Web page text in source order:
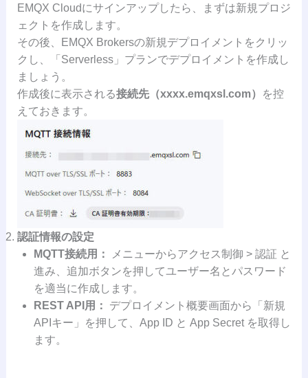
EMQX Cloudにサインアップしたら、まずは新規プロジ
ェクトを作成します。
その後、EMQX Brokersの新規デプロイメントをクリッ
クし、「Serverless」プランでデプロイメントを作成し
ましょう。
作成後に表示される接続先（xxxx.emqxsl.com）
を控
えておきます。
認証情報の設定
MQTT接続用：
メニューからアクセス制御 > 認証 と
進み、追加ボタンを押してユーザー名とパスワード
を適当に作成します。
REST API用：
デプロイメント概要画面から「新規
APIキー」を押して、App ID と App Secret を取得し
ます。